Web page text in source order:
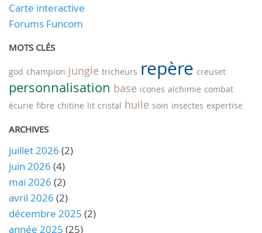
Carte interactive
Forums Funcom
MOTS CLÉS
god champion jungle tricheurs repère creuset
personnalisation base icones alchimie combat
écurie fibre chitine lit cristal huile soin insectes expertise
ARCHIVES
juillet 2026 (2)
juin 2026 (4)
mai 2026 (2)
avril 2026 (2)
décembre 2025 (2)
année 2025 (25)